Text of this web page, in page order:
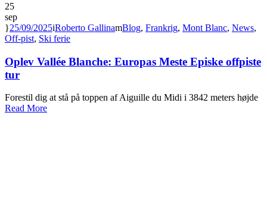
25
sep
25/09/2025 Roberto Gallina Blog, Frankrig, Mont Blanc, News,
Off-pist, Ski ferie
Oplev Vallée Blanche: Europas Meste Episke offpiste
tur
Forestil dig at stå på toppen af Aiguille du Midi i 3842 meters højde
Read More